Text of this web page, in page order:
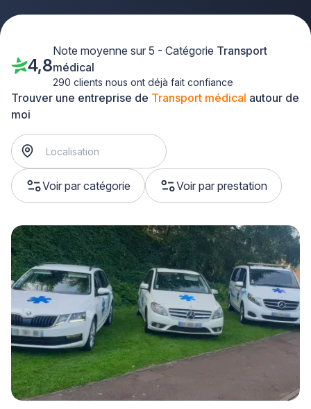
Trouver une entreprise de Transport médical autour de
moi
Voir par catégorie Voir par prestation
4,8
Note moyenne sur 5 - Catégorie Transport
médical
290 clients nous ont déjà fait confiance